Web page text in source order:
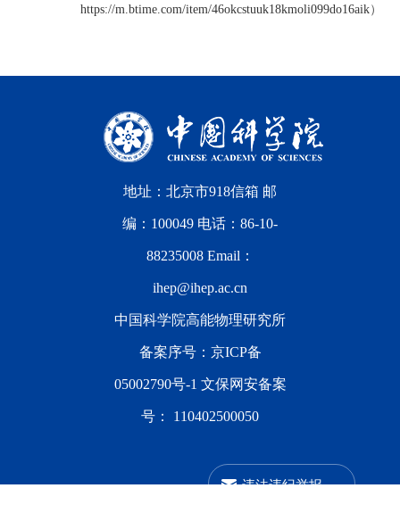
https://m.btime.com/item/46okcstuuk18kmoli099do16aik）
地址：北京市918信箱 邮
编：100049 电话：86-10-
88235008 Email：
ihep@ihep.ac.cn
中国科学院高能物理研究所
备案序号： 京ICP备
05002790号-1 文保网安备案
号： 110402500050
违法违纪举报